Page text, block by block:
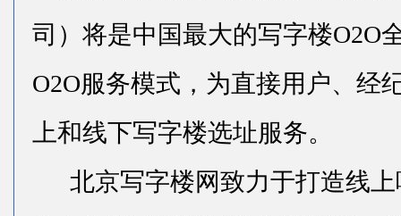
司）将是中国最大的写字楼O2O
O2O服务模式，为直接用户、经
上和线下写字楼选址服务。
北京写字楼网致力于打造线